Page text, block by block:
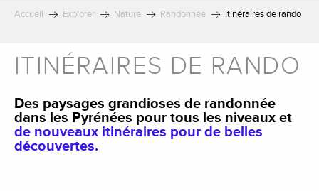
Accueil Explorer Nature Randonnée Itinéraires de rando
ITINÉRAIRES DE RANDO
Des paysages grandioses de randonnée
dans les Pyrénées pour tous les niveaux et
de nouveaux itinéraires pour de belles
découvertes.